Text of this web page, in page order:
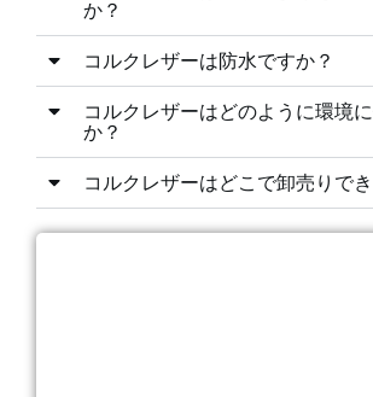
か？
コルクレザーは防水ですか？
コルクレザーはどのように環境
か？
コルクレザーはどこで卸売りで